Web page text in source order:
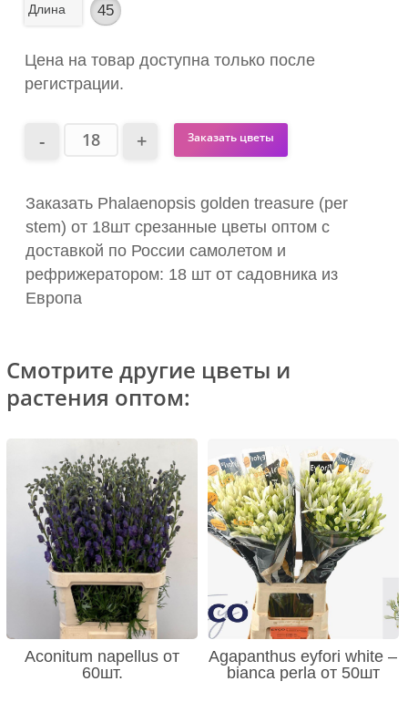
Длина 45
Цена на товар доступна только после
регистрации.
Заказать цветы
Заказать Phalaenopsis golden treasure (per
stem) от 18шт срезанные цветы оптом с
доставкой по России самолетом и
рефрижератором: 18 шт от садовника из
Европа
Смотрите другие цветы и
растения оптом:
Aconitum napellus от
60шт.
Agapanthus eyfori white –
bianca perla от 50шт